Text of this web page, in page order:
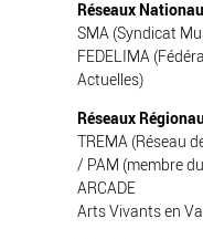
Réseaux
SMA (Syndicat
FEDELIMA
Actuelles)
Réseaux
TREMA (Réseau
/ PAM (membre
ARCADE
Arts Vivants en